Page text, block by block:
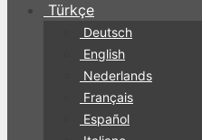
Türkçe
Deutsch
English
Nederlands
Français
Español